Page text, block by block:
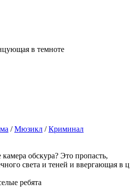
/Мюзикл /Криминал
обскура? Это пропасть,
света и теней и ввергающая в ц